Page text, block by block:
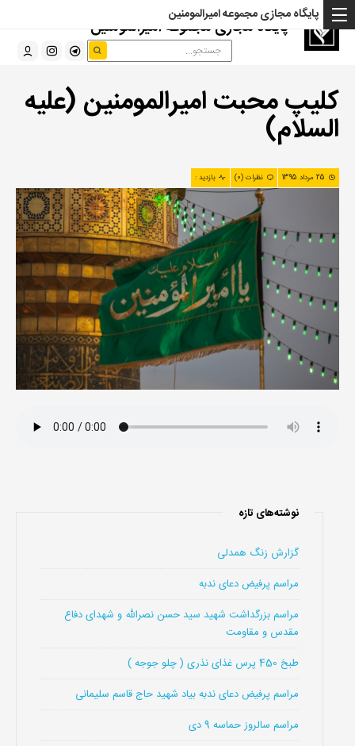
پایگاه مجازی مجموعه امیرالمومنین
پایگاه مجازی مجموعه امیرالمومنین
کلیپ محبت امیرالمومنین (علیه
السلام)
25 مرداد 1395 نظرات (0) بازدید :
نوشته‌های تازه
گزارش زنگ همدلی
مراسم پرفیض دعای ندبه
مراسم بزرگداشت شهید سید حسن نصرالله و شهدای دفاع
مقدس و مقاومت
طبخ 450 پرس غذای نذری ( چلو جوجه )
مراسم پرفیض دعای ندبه بیاد شهید حاج قاسم سلیمانی
مراسم سالروز حماسه 9 دی